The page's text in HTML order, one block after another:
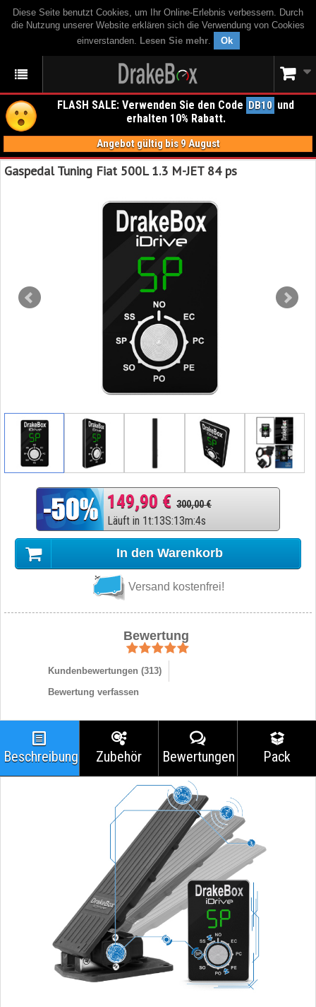
Diese Seite benutzt Cookies, um Ihr Online-Erlebnis verbessern. Durch
die Nutzung unserer Website erklären sich die Verwendung von Cookies
einverstanden. Lesen Sie mehr. Ok
FLASH SALE: Verwenden Sie den Code DB10 und
erhalten 10% Rabatt.
Angebot gültig bis 9 August
Gaspedal Tuning Fiat 500L 1.3 M-JET 84 ps
149,90 € 300,00 €
Läuft in 1t:13S:13m:3s
In den Warenkorb
Versand kostenfrei!
Bewertung
Kundenbewertungen (313)
Bewertung verfassen
Beschreibung Zubehör Bewertungen Pack